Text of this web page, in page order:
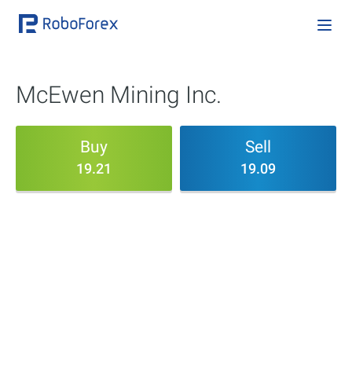
McEwen Mining Inc.
Buy
19.21
Sell
19.09